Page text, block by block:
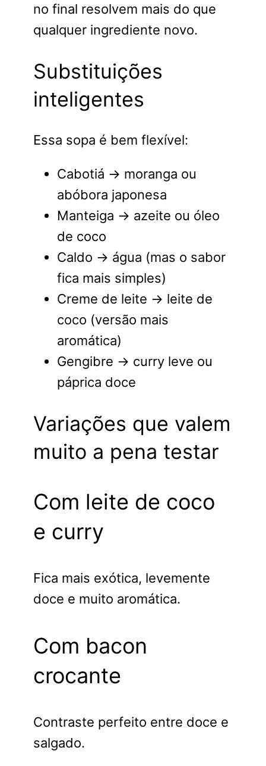
no final resolvem mais do que
qualquer ingrediente novo.
Substituições
inteligentes
Essa sopa é bem flexível:
Cabotiá → moranga ou
abóbora japonesa
Manteiga → azeite ou óleo
de coco
Caldo → água (mas o sabor
fica mais simples)
Creme de leite → leite de
coco (versão mais
aromática)
Gengibre → curry leve ou
páprica doce
Variações que valem
muito a pena testar
Com leite de coco
e curry
Fica mais exótica, levemente
doce e muito aromática.
Com bacon
crocante
Contraste perfeito entre doce e
salgado.